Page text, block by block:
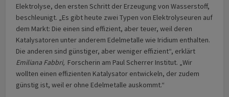
Elektrolyse, den ersten Schritt der Erzeugung von Wasserstoff,
beschleunigt. „Es gibt heute zwei Typen von Elektrolyseuren auf
dem Markt: Die einen sind effizient, aber teuer, weil deren
Katalysatoren unter anderem Edelmetalle wie Iridium enthalten.
Die anderen sind günstiger, aber weniger effizient“, erklärt
Emiliana Fabbri, Forscherin am Paul Scherrer Institut. „Wir
wollten einen effizienten Katalysator entwickeln, der zudem
günstig ist, weil er ohne Edelmetalle auskommt.“